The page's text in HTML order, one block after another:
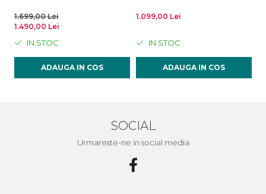
1.699,00 Lei
1.490,00 Lei
IN STOC
ADAUGA IN COS
1.099,00 Lei
IN STOC
ADAUGA IN COS
SOCIAL
Urmareste-ne in social media